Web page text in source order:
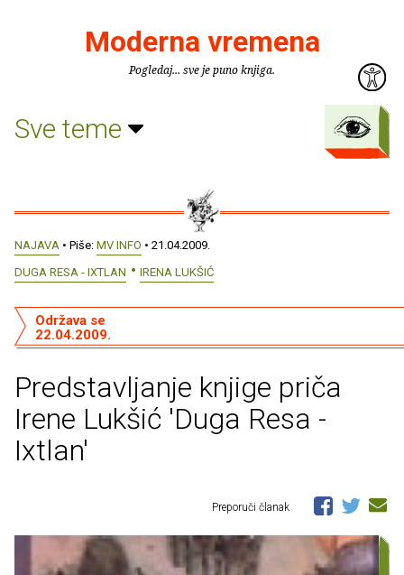
Moderna vremena
Pogledaj... sve je puno knjiga.
Sve teme
NAJAVA • Piše: MV INFO • 21.04.2009.
DUGA RESA - IXTLAN
IRENA LUKŠIĆ
Predstavljanje knjige priča
Irene Lukšić 'Duga Resa -
Ixtlan'
Održava se
22.04.2009.
Preporuči članak